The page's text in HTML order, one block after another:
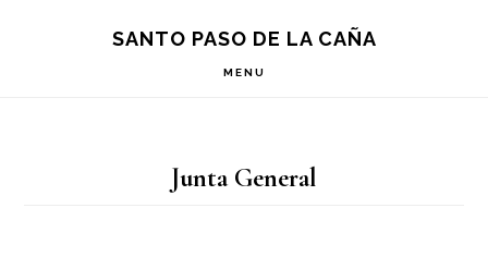
SANTO PASO DE LA CAÑA
MENU
Junta General